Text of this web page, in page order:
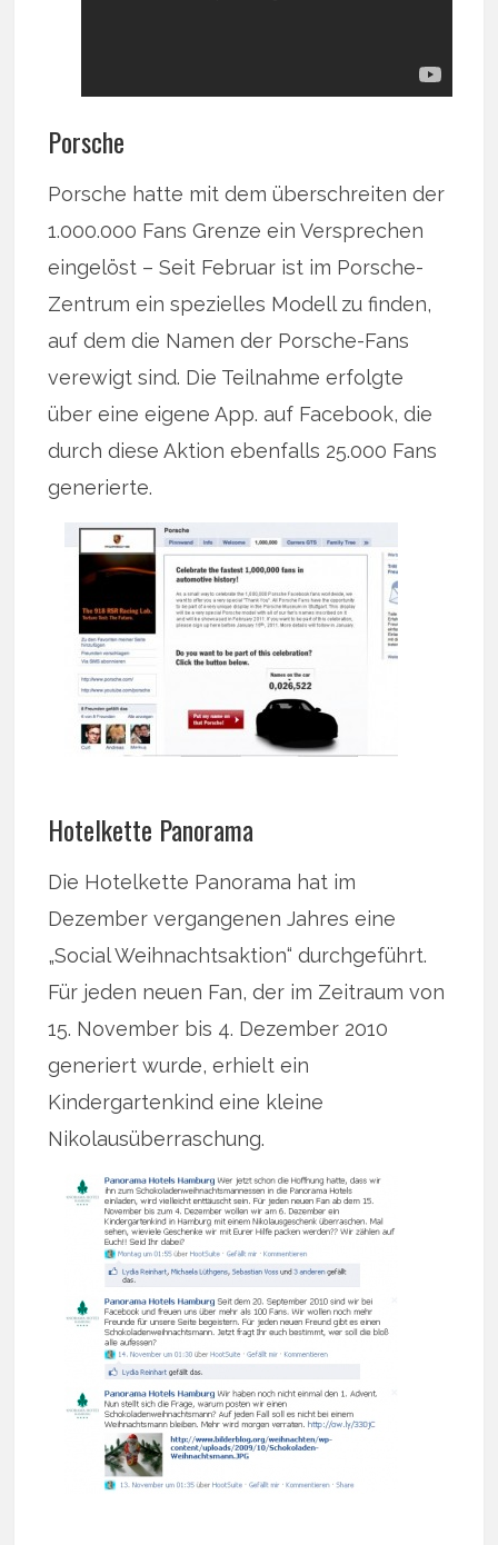
Porsche
Porsche hatte mit dem überschreiten der
1.000.000 Fans Grenze ein Versprechen
eingelöst – Seit Februar ist im Porsche-
Zentrum ein spezielles Modell zu finden,
auf dem die Namen der Porsche-Fans
verewigt sind. Die Teilnahme erfolgte
über eine eigene App. auf Facebook, die
durch diese Aktion ebenfalls 25.000 Fans
generierte.
Hotelkette Panorama
Die Hotelkette Panorama hat im
Dezember vergangenen Jahres eine
„Social Weihnachtsaktion“ durchgeführt.
Für jeden neuen Fan, der im Zeitraum von
15. November bis 4. Dezember 2010
generiert wurde, erhielt ein
Kindergartenkind eine kleine
Nikolausüberraschung.